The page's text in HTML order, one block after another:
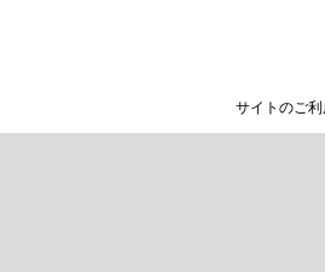
サイトのご